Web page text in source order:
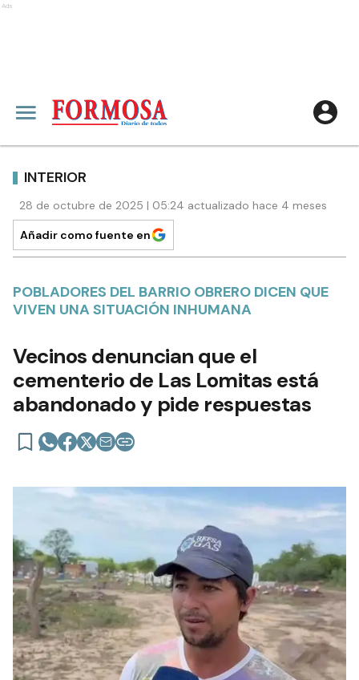
Ads
INTERIOR
28 de octubre de 2025 | 05:24 actualizado hace 4 meses
Añadir como fuente en
POBLADORES DEL BARRIO OBRERO DICEN QUE
VIVEN UNA SITUACIÓN INHUMANA
Vecinos denuncian que el
cementerio de Las Lomitas está
abandonado y pide respuestas